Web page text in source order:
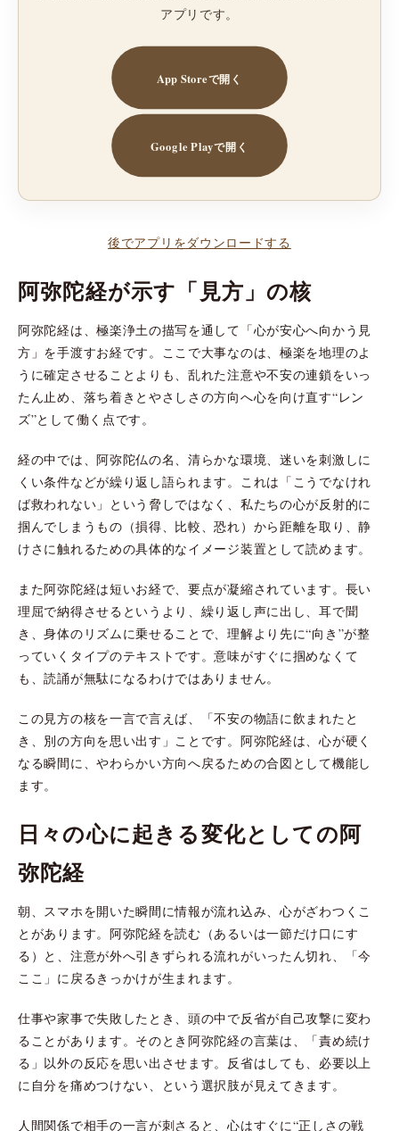
アプリです。
App Storeで開く
Google Playで開く
後でアプリをダウンロードする
阿弥陀経が示す「見方」の核
阿弥陀経は、極楽浄土の描写を通して「心が安心へ向かう見
方」を手渡すお経です。ここで大事なのは、極楽を地理のよ
うに確定させることよりも、乱れた注意や不安の連鎖をいっ
たん止め、落ち着きとやさしさの方向へ心を向け直す“レン
ズ”として働く点です。
経の中では、阿弥陀仏の名、清らかな環境、迷いを刺激しに
くい条件などが繰り返し語られます。これは「こうでなけれ
ば救われない」という脅しではなく、私たちの心が反射的に
掴んでしまうもの（損得、比較、恐れ）から距離を取り、静
けさに触れるための具体的なイメージ装置として読めます。
また阿弥陀経は短いお経で、要点が凝縮されています。長い
理屈で納得させるというより、繰り返し声に出し、耳で聞
き、身体のリズムに乗せることで、理解より先に“向き”が整
っていくタイプのテキストです。意味がすぐに掴めなくて
も、読誦が無駄になるわけではありません。
この見方の核を一言で言えば、「不安の物語に飲まれたと
き、別の方向を思い出す」ことです。阿弥陀経は、心が硬く
なる瞬間に、やわらかい方向へ戻るための合図として機能し
ます。
日々の心に起きる変化としての阿
弥陀経
朝、スマホを開いた瞬間に情報が流れ込み、心がざわつくこ
とがあります。阿弥陀経を読む（あるいは一節だけ口にす
る）と、注意が外へ引きずられる流れがいったん切れ、「今
ここ」に戻るきっかけが生まれます。
仕事や家事で失敗したとき、頭の中で反省が自己攻撃に変わ
ることがあります。そのとき阿弥陀経の言葉は、「責め続け
る」以外の反応を思い出させます。反省はしても、必要以上
に自分を痛めつけない、という選択肢が見えてきます。
人間関係で相手の一言が刺さると、心はすぐに“正しさの戦